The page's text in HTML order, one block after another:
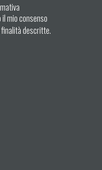
mio consenso
finalità descritte.